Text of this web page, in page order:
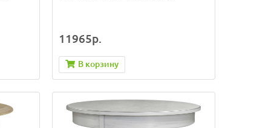
11965р.
В корзину